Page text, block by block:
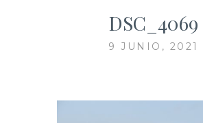
DSC_4069
9 JUNIO, 2021